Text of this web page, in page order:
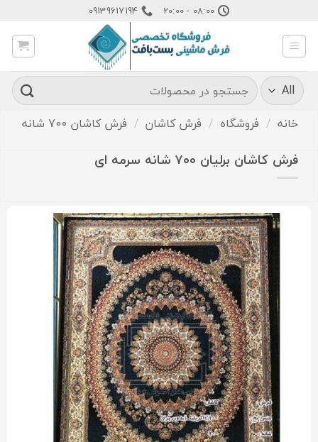
content
08:00 - 20:00
09139617194
جستجو
برای:
خانه / فروشگاه / فرش کاشان / فرش کاشان 700 شانه
فرش کاشان برلیان ۷۰۰ شانه سرمه ای